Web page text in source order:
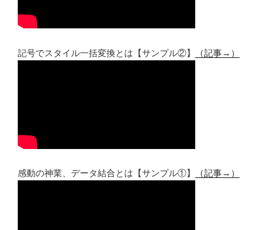
記号でスタイル一括変換とは【サンプル②】 （記事→）
感動の神業、データ結合とは【サンプル①】 （記事→）